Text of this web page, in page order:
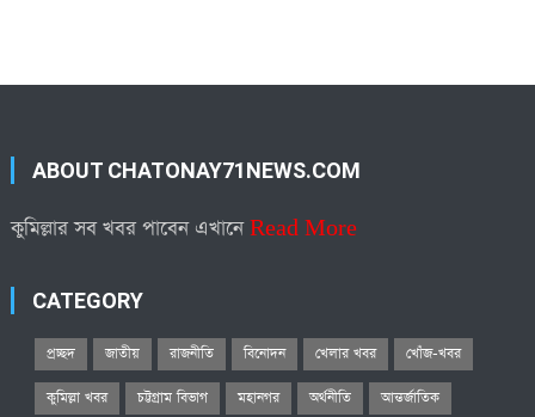
ABOUT CHATONAY71NEWS.COM
কুমিল্লার সব খবর পাবেন এখানেRead More
CATEGORY
প্রচ্ছদ জাতীয় রাজনীতি বিনোদন খেলার খবর খোঁজ-খবর
কুমিল্লা খবর চট্টগ্রাম বিভাগ মহানগর অর্থনীতি আন্তর্জাতিক